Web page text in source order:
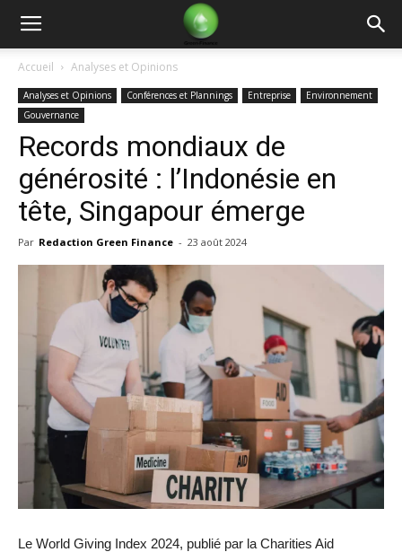
Green
Finance
Accueil Analyses et Opinions
Analyses et Opinions Conférences et Plannings Entreprise
Environnement
Gouvernance
Records mondiaux de
générosité : l’Indonésie en
tête, Singapour émerge
Par Redaction Green Finance - 23 août 2024
Le World Giving Index 2024, publié par la Charities Aid